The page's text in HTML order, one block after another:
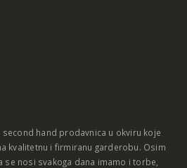
second hand prodavnica u okviru koje
kvalitetnu i firmiranu garderobu. Osim
nosi svakoga dana imamo i torbe,